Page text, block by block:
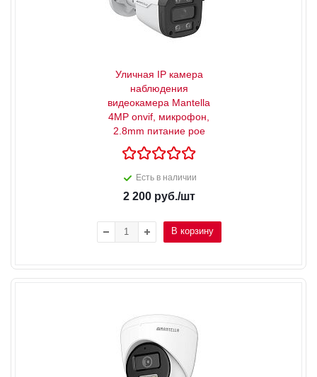
Уличная IP камера
наблюдения
видеокамера Mantella
4MP onvif, микрофон,
2.8mm питание poe
Есть в наличии
2 200руб./шт
В корзину